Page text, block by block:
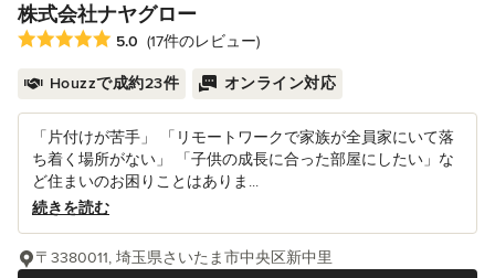
株式会社ナヤグロー
平均評価：5つ星中 星5
5.0 (17件のレビュー)
Houzzで成約23件 オンライン対応
「片付けが苦手」 「リモートワークで家族が全員家にいて落
ち着く場所がない」 「子供の成長に合った部屋にしたい」な
ど住まいのお困りことはありま...
続きを読む
〒3380011, 埼玉県さいたま市中央区新中里